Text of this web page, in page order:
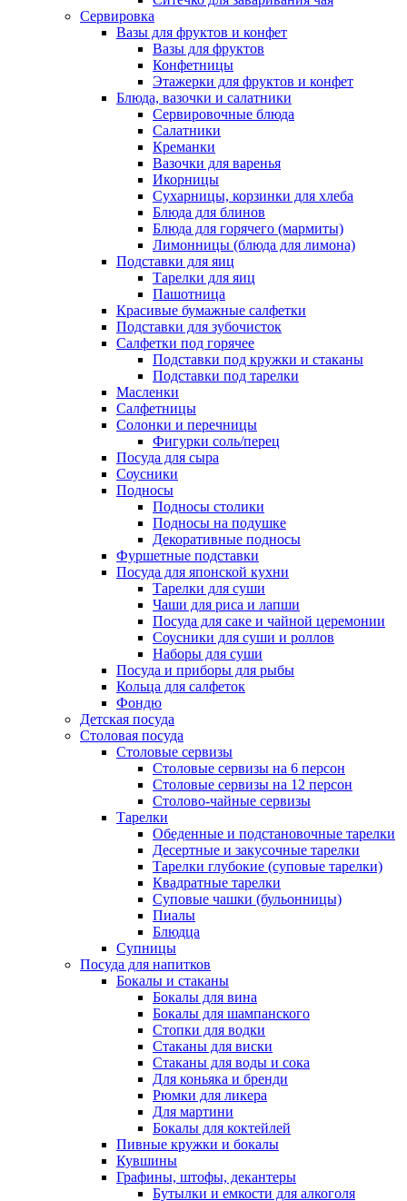
Сервировка
Вазы для фруктов и конфет
Вазы для фруктов
Конфетницы
Этажерки для фруктов и конфет
Блюда, вазочки и салатники
Сервировочные блюда
Салатники
Креманки
Вазочки для варенья
Икорницы
Сухарницы, корзинки для хлеба
Блюда для блинов
Блюда для горячего (мармиты)
Лимонницы (блюда для лимона)
Подставки для яиц
Тарелки для яиц
Пашотница
Красивые бумажные салфетки
Подставки для зубочисток
Салфетки под горячее
Подставки под кружки и стаканы
Подставки под тарелки
Масленки
Салфетницы
Солонки и перечницы
Фигурки соль/перец
Посуда для сыра
Соусники
Подносы
Подносы столики
Подносы на подушке
Декоративные подносы
Фуршетные подставки
Посуда для японской кухни
Тарелки для суши
Чаши для риса и лапши
Посуда для саке и чайной церемонии
Соусники для суши и роллов
Наборы для суши
Посуда и приборы для рыбы
Кольца для салфеток
Фондю
Детская посуда
Столовая посуда
Столовые сервизы
Столовые сервизы на 6 персон
Столовые сервизы на 12 персон
Столово-чайные сервизы
Тарелки
Обеденные и подстановочные тарелки
Десертные и закусочные тарелки
Тарелки глубокие (суповые тарелки)
Квадратные тарелки
Суповые чашки (бульонницы)
Пиалы
Блюдца
Супницы
Посуда для напитков
Бокалы и стаканы
Бокалы для вина
Бокалы для шампанского
Стопки для водки
Стаканы для виски
Стаканы для воды и сока
Для коньяка и бренди
Рюмки для ликера
Для мартини
Бокалы для коктейлей
Пивные кружки и бокалы
Кувшины
Графины, штофы, декантеры
Бутылки и емкости для алкоголя